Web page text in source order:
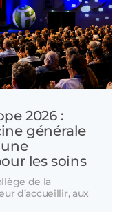
2026 :
générale
les soins
de la
d’accueillir, aux